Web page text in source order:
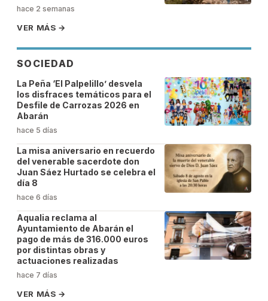
hace 2 semanas
VER MÁS →
SOCIEDAD
La Peña ‘El Palpelillo’ desvela
los disfraces temáticos para el
Desfile de Carrozas 2026 en
Abarán
hace 5 días
La misa aniversario en recuerdo
del venerable sacerdote don
Juan Sáez Hurtado se celebra el
día 8
hace 6 días
Aqualia reclama al
Ayuntamiento de Abarán el
pago de más de 316.000 euros
por distintas obras y
actuaciones realizadas
hace 7 días
VER MÁS →